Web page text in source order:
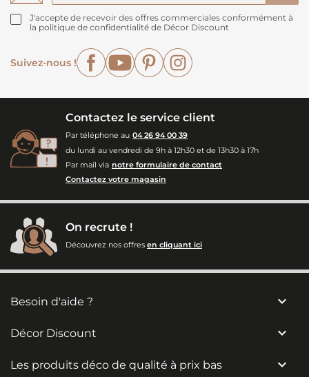
J'accepte de recevoir des offres commerciales conformément à
la politique de confidentialité de Décor Discount
Suivez-nous !
FacebookYouTubePinterest
Contactez le service client
Par téléphone au 04 26 94 00 39
du lundi au vendredi de 9h à 12h30 et de 13h30 à 17h
Par mail via notre formulaire de contact
Contactez votre magasin
On recrute !
Découvrez nos offres en cliquant ici
Besoin d'aide ? 
Décor Discount 
Les produits déco de qualité à prix bas 